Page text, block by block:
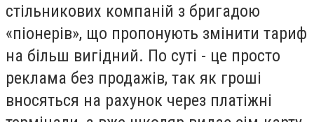
стільникових компаній з бригадою
«піонерів», що пропонують змінити тариф
на більш вигідний. По суті - це просто
реклама без продажів, так як гроші
вносяться на рахунок через платіжні